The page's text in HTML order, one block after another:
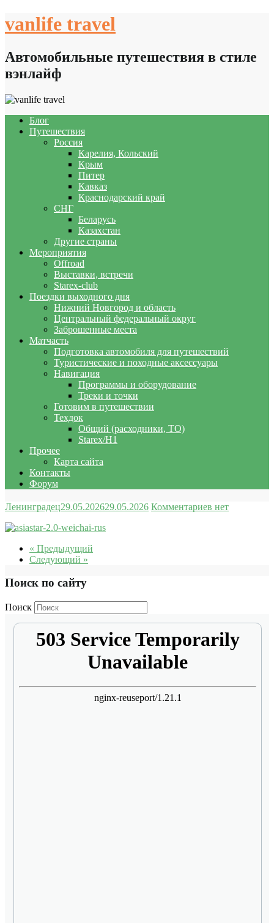
to
vanlife travel
Автомобильные путешествия в стиле
вэнлайф
Блог
Путешествия
Россия
Карелия, Кольский
Крым
Питер
Кавказ
Краснодарский край
СНГ
Беларусь
Казахстан
Другие страны
Мероприятия
Offroad
Выставки, встречи
Starex-club
Поездки выходного дня
Нижний Новгород и область
Центральный федеральный округ
Заброшенные места
Матчасть
Подготовка автомобиля для путешествий
Туристические и походные аксессуары
Навигация
Программы и оборудование
Треки и точки
Готовим в путешествии
Техдок
Общий (расходники, ТО)
Starex/H1
Прочее
Карта сайта
Контакты
Форум
Ленинградец29.05.202629.05.2026 Комментариев нет
« Предыдущий
Следующий »
Поиск по сайту
Поиск